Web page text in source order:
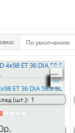
ET 36 DIA 58.6 BL
(шт.): 1